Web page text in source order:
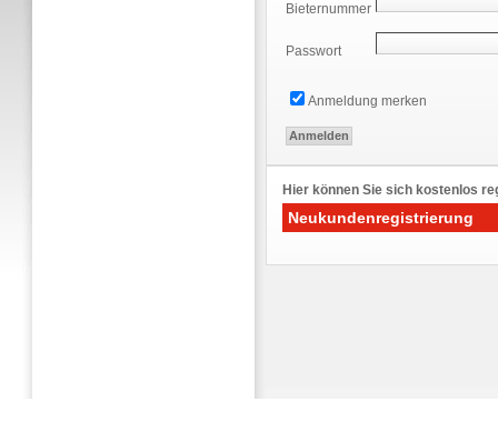
Bieternummer
Passwort
Anmeldung merken
Hier können Sie sich kostenlos
Neukundenregistrierung